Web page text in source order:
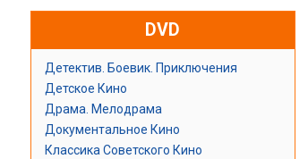
DVD
Детектив. Боевик. Приключения
Детское Кино
Драма. Мелодрама
Документальное Кино
Классика Советского Кино